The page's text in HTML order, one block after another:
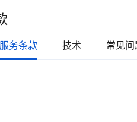
服务条款 技术 常见